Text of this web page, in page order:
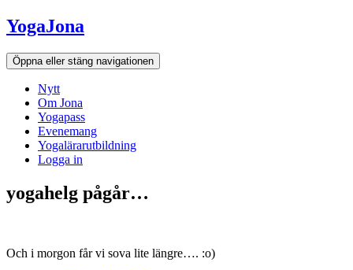
Hoppa
till
innehållet
YogaJona
Öppna eller stäng navigationen
Nytt
Om Jona
Yogapass
Evenemang
Yogalärarutbildning
Logga in
yogahelg pågår…
Och i morgon får vi sova lite längre…. :o)